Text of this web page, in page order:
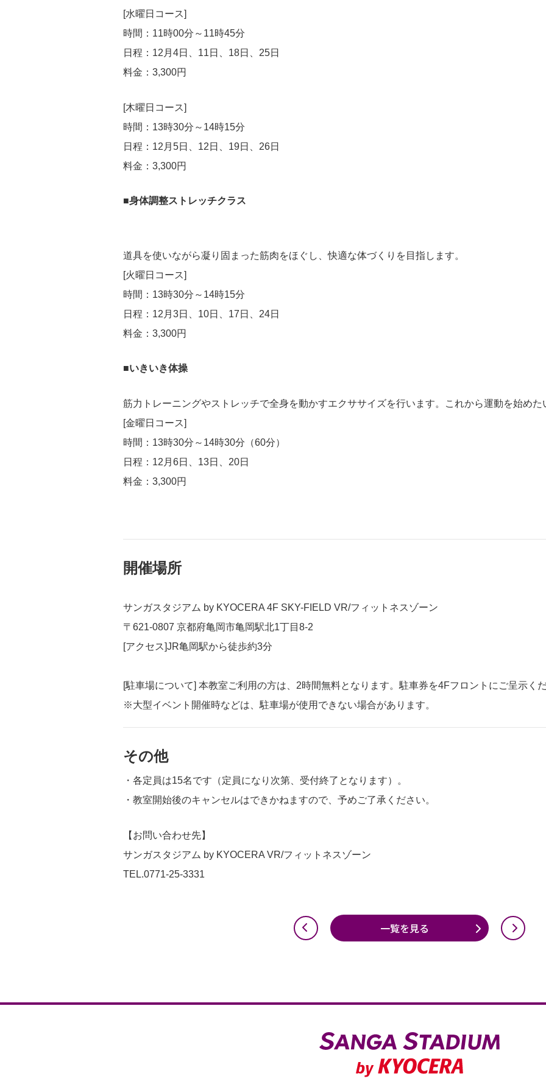
[水曜日コース]
時間：11時00分～11時45分
日程：12月4日、11日、18日、25日
料金：3,300円
[木曜日コース]
時間：13時30分～14時15分
日程：12月5日、12日、19日、26日
料金：3,300円
■身体調整ストレッチクラス
道具を使いながら凝り固まった筋肉をほぐし、快適な体づくりを目指します。
[火曜日コース]
時間：13時30分～14時15分
日程：12月3日、10日、17日、24日
料金：3,300円
■いきいき体操
筋力トレーニングやストレッチで全身を動かすエクササイズを行います。これから運動を始めた
[金曜日コース]
時間：13時30分～14時30分（60分）
日程：12月6日、13日、20日
料金：3,300円
開催場所
サンガスタジアム by KYOCERA 4F SKY-FIELD VR/フィットネスゾーン
〒621-0807 京都府亀岡市亀岡駅北1丁目8-2
[アクセス]JR亀岡駅から徒歩約3分
[駐車場について] 本教室ご利用の方は、2時間無料となります。駐車券を4Fフロントにご呈示く
※大型イベント開催時などは、駐車場が使用できない場合があります。
その他
・各定員は15名です（定員になり次第、受付終了となります）。
・教室開始後のキャンセルはできかねますので、予めご了承ください。
【お問い合わせ先】
サンガスタジアム by KYOCERA VR/フィットネスゾーン
TEL.0771-25-3331
一覧を見る